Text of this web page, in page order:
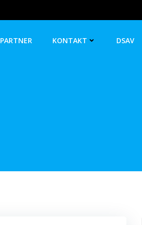
PARTNER KONTAKT DSAV